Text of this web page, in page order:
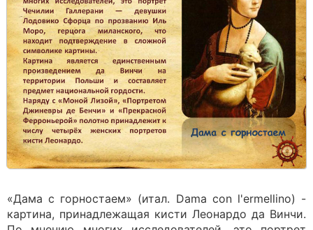
«Дама с горностаем» (итал. Dama con l'ermellino) -
картина, принадлежащая кисти Леонардо да Винчи.